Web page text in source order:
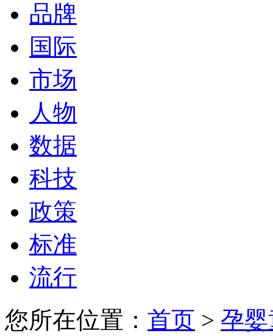
品牌
国际
市场
人物
数据
科技
政策
标准
流行
您所在位置： 首页 > 孕